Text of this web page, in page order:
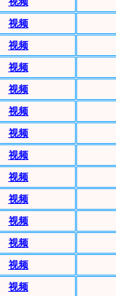
视频
视频
视频
视频
视频
视频
视频
视频
视频
视频
视频
视频
视频